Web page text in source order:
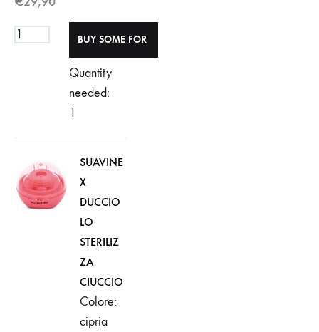
Quantity
needed:
1
SUAVINE
X
DUCCIO
LO
STERILIZ
ZA
CIUCCIO
Colore:
cipria